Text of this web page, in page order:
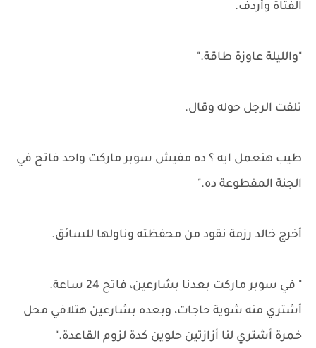
الفتاة وأردف.
"والليلة عاوزة طاقة."
تلفت الرجل حوله وقال.
طيب هنعمل ايه ؟ ده مفيش سوبر ماركت واحد فاتح في
الجنة المقطوعة ده."
أخرج خالد رزمة نقود من محفظته وناولها للسائق.
" في سوبر ماركت بعدنا بشارعين، فاتح 24 ساعة.
أشتري منه شوية حاجات، وبعده بشارعين هتلافي محل
خمرة أشتري لنا أزازتين حلوين كدة لزوم القاعدة."